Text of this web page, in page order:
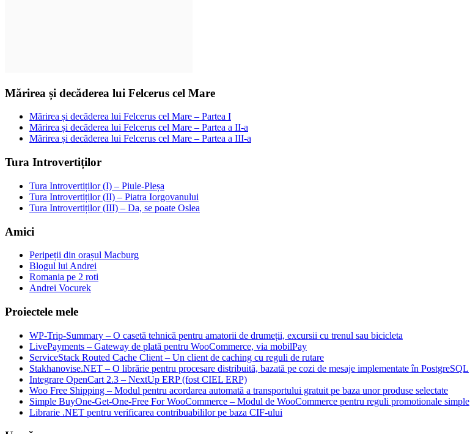
Mărirea și decăderea lui Felcerus cel Mare
Mărirea și decăderea lui Felcerus cel Mare – Partea I
Mărirea și decăderea lui Felcerus cel Mare – Partea a II-a
Mărirea și decăderea lui Felcerus cel Mare – Partea a III-a
Tura Introvertiților
Tura Introvertiților (I) – Piule-Pleșa
Tura Introvertiților (II) – Piatra Iorgovanului
Tura Introvertiților (III) – Da, se poate Oslea
Amici
Peripeții din orașul Macburg
Blogul lui Andrei
Romania pe 2 roti
Andrei Vocurek
Proiectele mele
WP-Trip-Summary – O casetă tehnică pentru amatorii de drumeții, excursii cu trenul sau bicicleta
LivePayments – Gateway de plată pentru WooCommerce, via mobilPay
ServiceStack Routed Cache Client – Un client de caching cu reguli de rutare
Stakhanovise.NET – O librărie pentru procesare distribuită, bazată pe cozi de mesaje implementate în PostgreSQL
Integrare OpenCart 2.3 – NextUp ERP (fost CIEL ERP)
Woo Free Shipping – Modul pentru acordarea automată a transportului gratuit pe baza unor produse selectate
Simple BuyOne-Get-One-Free For WooCommerce – Modul de WooCommerce pentru reguli promotionale simple
Librarie .NET pentru verificarea contribuabililor pe baza CIF-ului